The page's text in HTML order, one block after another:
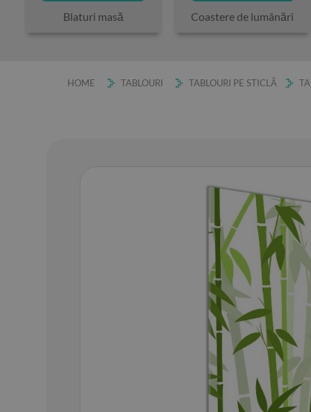
Blaturi masă Coastere de lumânări
HOME TABLOURI TABLOURI PE STICLĂ